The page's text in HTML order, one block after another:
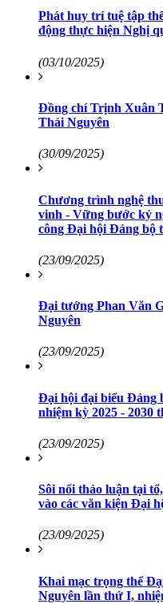
Phát huy trí tuệ tập
động thực hiện Nghị
(03/10/2025)
Đồng chí Trịnh Xuân
Thái Nguyên
(30/09/2025)
Chương trình nghệ
vinh - Vững bước kỷ
công Đại hội Đảng bộ
(23/09/2025)
Đại tướng Phan Văn
Nguyên
(23/09/2025)
Đại hội đại biểu Đảng
nhiệm kỳ 2025 - 2030
(23/09/2025)
Sôi nổi thảo luận tại
vào các văn kiện Đại
(23/09/2025)
Khai mạc trọng thể
Nguyên lần thứ I,